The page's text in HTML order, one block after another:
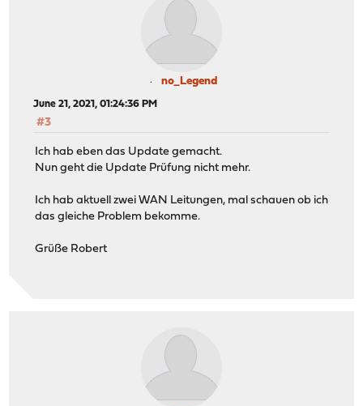
no_Legend
June 21, 2021, 01:24:36 PM
#3
Ich hab eben das Update gemacht.
Nun geht die Update Prüfung nicht mehr.
Ich hab aktuell zwei WAN Leitungen, mal schauen ob ich
das gleiche Problem bekomme.
Grüße Robert